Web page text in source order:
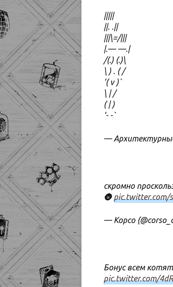
|||||
||. .||
|||\=/|||
|.— —.|
/(.) (.)\
\ ) . ( /
‘( v )`
\ | /
( | )
‘- -`
—
скромно
🌚pic.twitter.com/
— Корсо
Бонус всем
pic.twitter.com/